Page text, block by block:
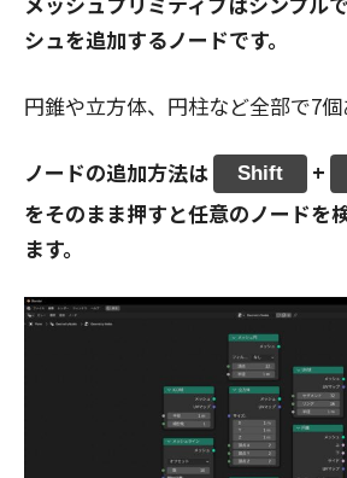
シュを追加するノードです。
円錐や立方体、円柱など全部で7個
ノードの追加方法は Shift +
をそのまま押すと任意のノードを
ます。